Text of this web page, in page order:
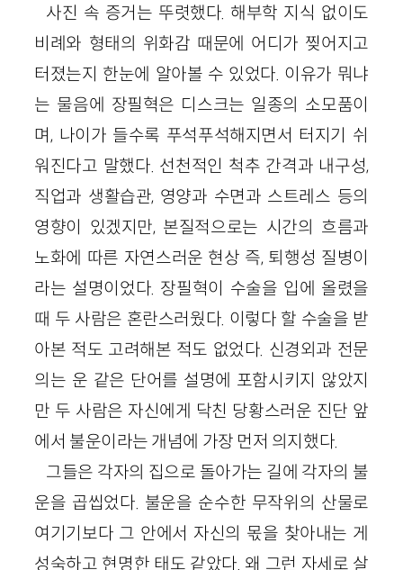
사진 속 증거는 뚜렷했다. 해부학 지식 없이도
비례와 형태의 위화감 때문에 어디가 찢어지고
터졌는지 한눈에 알아볼 수 있었다. 이유가 뭐냐
는 물음에 장필혁은 디스크는 일종의 소모품이
며, 나이가 들수록 푸석푸석해지면서 터지기 쉬
워진다고 말했다. 선천적인 척추 간격과 내구성,
직업과 생활습관, 영양과 수면과 스트레스 등의
영향이 있겠지만, 본질적으로는 시간의 흐름과
노화에 따른 자연스러운 현상 즉, 퇴행성 질병이
라는 설명이었다. 장필혁이 수술을 입에 올렸을
때 두 사람은 혼란스러웠다. 이렇다 할 수술을 받
아본 적도 고려해본 적도 없었다. 신경외과 전문
의는 운 같은 단어를 설명에 포함시키지 않았지
만 두 사람은 자신에게 닥친 당황스러운 진단 앞
에서 불운이라는 개념에 가장 먼저 의지했다.
그들은 각자의 집으로 돌아가는 길에 각자의 불
운을 곱씹었다. 불운을 순수한 무작위의 산물로
여기기보다 그 안에서 자신의 몫을 찾아내는 게
성숙하고 현명한 태도 같았다. 왜 그런 자세로 살